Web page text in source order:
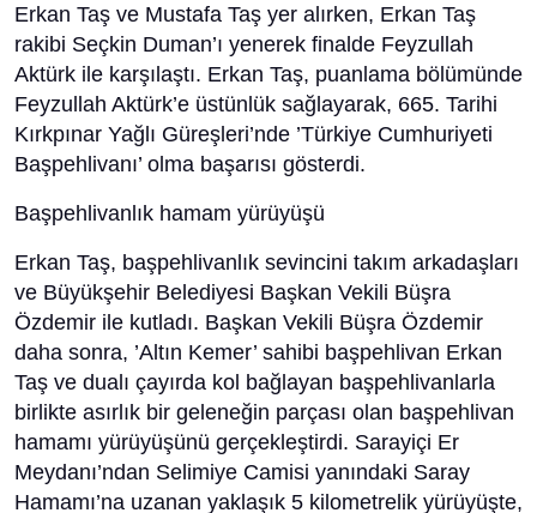
Erkan Taş ve Mustafa Taş yer alırken, Erkan Taş
rakibi Seçkin Duman’ı yenerek finalde Feyzullah
Aktürk ile karşılaştı. Erkan Taş, puanlama bölümünde
Feyzullah Aktürk’e üstünlük sağlayarak, 665. Tarihi
Kırkpınar Yağlı Güreşleri’nde ’Türkiye Cumhuriyeti
Başpehlivanı’ olma başarısı gösterdi.
Başpehlivanlık hamam yürüyüşü
Erkan Taş, başpehlivanlık sevincini takım arkadaşları
ve Büyükşehir Belediyesi Başkan Vekili Büşra
Özdemir ile kutladı. Başkan Vekili Büşra Özdemir
daha sonra, ’Altın Kemer’ sahibi başpehlivan Erkan
Taş ve dualı çayırda kol bağlayan başpehlivanlarla
birlikte asırlık bir geleneğin parçası olan başpehlivan
hamamı yürüyüşünü gerçekleştirdi. Sarayiçi Er
Meydanı’ndan Selimiye Camisi yanındaki Saray
Hamamı’na uzanan yaklaşık 5 kilometrelik yürüyüşte,